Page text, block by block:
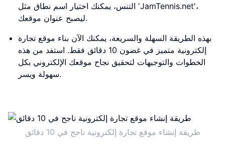
التنس، يمكنك اختيار اسم نطاق مثل 'JamTennis.net'،
ليصبح عنوان موقعك.
بهذه الطريقة السهلة والسريعة، يمكنك الآن بناء موقع تجارة
إلكترونية متميز في غضون 10 دقائق فقط. استفد من هذه
الخطوات والتوجيهات لتحقيق نجاح موقعك الإلكتروني بكل
سهولة ويسر.
طريقة إنشاء موقع تجارة إلكترونية ناجح في 10 دقائق